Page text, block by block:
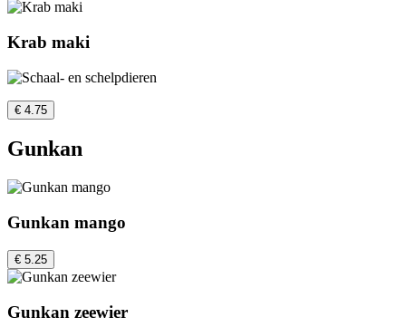
Krab maki
€ 4.75
Gunkan
Gunkan mango
€ 5.25
Gunkan zeewier